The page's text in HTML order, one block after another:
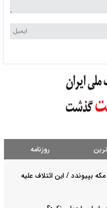
روزنامه
بپیوندد / این ائتلاف علیه